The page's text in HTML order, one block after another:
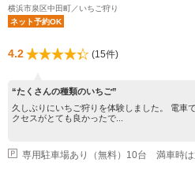
横浜市泉区中田町／いちご狩り
ネット予約OK
4.2 (15件)
“たくさんの種類のいちご”
久しぶりにいちご狩りを体験しました。 電車
クセスがとても良かったで...